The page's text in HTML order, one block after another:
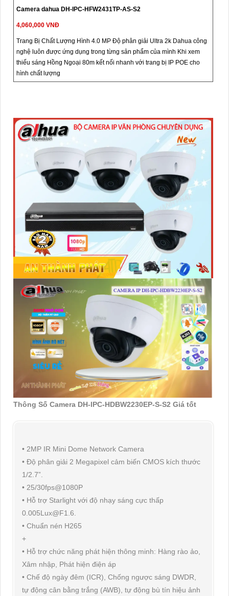
Camera dahua DH-IPC-HFW2431TP-AS-S2
4,060,000 VNĐ
Trang Bị Chất Lượng Hình 4.0 MP Độ phân giải Ultra 2k Dahua công
nghệ luôn được ứng dụng trong từng sản phẩm của mình Khi xem
thiếu sáng Hồng Ngoại 80m kết nối nhanh với trang bị IP POE cho
hình chất lượng
Thông Số Camera DH-IPC-HDBW2230EP-S-S2 Giá tốt
• 2MP IR Mini Dome Network Camera
• Độ phân giải 2 Megapixel cảm biến CMOS kích thước
1/2.7”.
• 25/30fps@1080P
• Hỗ trợ Starlight với độ nhạy sáng cực thấp
0.005Lux@F1.6.
• Chuẩn nén H265
+
• Hỗ trợ chức năng phát hiện thông minh: Hàng rào ảo,
Xâm nhập, Phát hiện điện áp
• Chế độ ngày đêm (ICR), Chống ngược sáng DWDR,
tự động cân bằng trắng (AWB), tự động bù tín hiệu ảnh